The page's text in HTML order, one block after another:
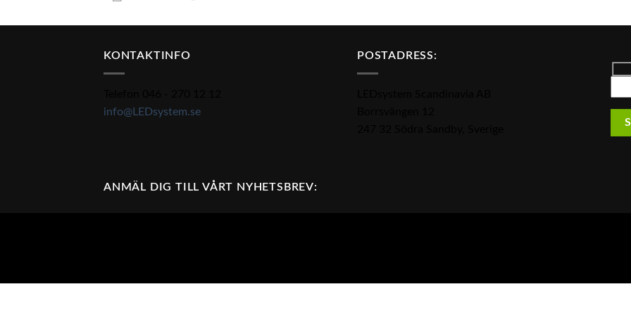
KONTAKTINFO
info@LEDsystem.se
POSTADRESS:
ANMÄL DIG TILL VÅRT NYHETSBREV: